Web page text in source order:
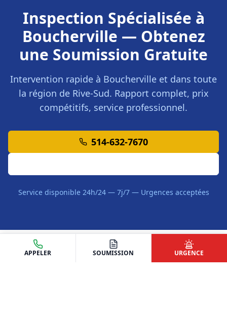
Inspection Spécialisée à
Boucherville — Obtenez
une Soumission Gratuite
Intervention rapide à Boucherville et dans toute
la région de Rive-Sud. Rapport complet, prix
compétitifs, service professionnel.
514-632-7670
Service disponible 24h/24 — 7j/7 — Urgences acceptées
APPELER SOUMISSION URGENCE